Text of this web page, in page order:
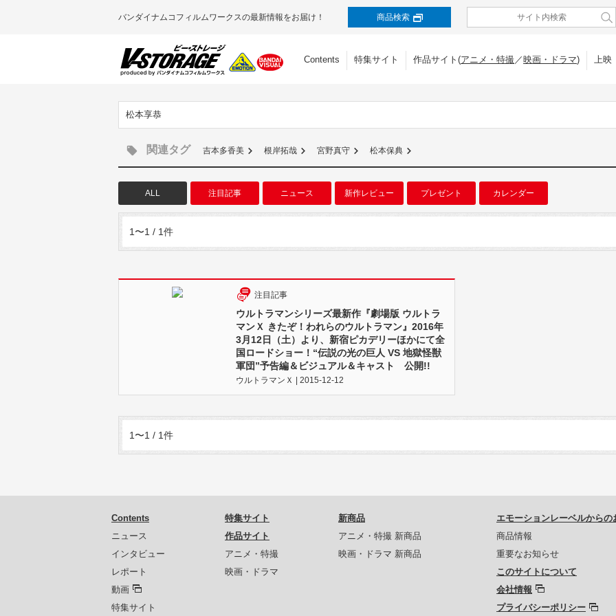
バンダイナムコフィルムワークスの最新情報をお届け！ 商品検索
Contents 特集サイト 作品サイト(アニメ・特撮／映画・ドラマ) 上映
松本享恭
関連タグ 吉本多香美 根岸拓哉 宮野真守 松本保典
ALL 注目記事 ニュース 新作レビュー プレゼント カレンダー
1〜1 / 1件
注目記事
ウルトラマンシリーズ最新作『劇場版 ウルトラ
マンＸ きたぞ！われらのウルトラマン』2016年
3月12日（土）より、新宿ピカデリーほかにて全
国ロードショー！“伝説の光の巨人 VS 地獄怪獣
軍団”予告編＆ビジュアル＆キャスト 公開!!
ウルトラマンＸ | 2015-12-12
1〜1 / 1件
Contents
ニュース
インタビュー
レポート
動画
特集サイト
特集サイト
作品サイト
アニメ・特撮
映画・ドラマ
新商品
アニメ・特撮 新商品
映画・ドラマ 新商品
エモーションレーベルからの
商品情報
重要なお知らせ
このサイトについて
会社情報
プライバシーポリシー